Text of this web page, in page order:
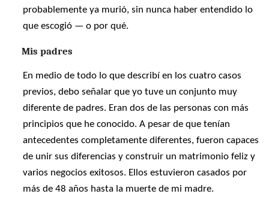
probablemente ya murió, sin nunca haber entendido lo
que escogió — o por qué.
Mis padres
En medio de todo lo que describí en los cuatro casos
previos, debo señalar que yo tuve un conjunto muy
diferente de padres. Eran dos de las personas con más
principios que he conocido. A pesar de que tenían
antecedentes completamente diferentes, fueron capaces
de unir sus diferencias y construir un matrimonio feliz y
varios negocios exitosos. Ellos estuvieron casados por
más de 48 años hasta la muerte de mi madre.